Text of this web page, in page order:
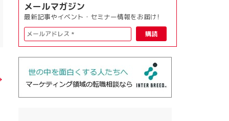
メールマガジン
最新記事やイベント・セミナー情報をお届け!